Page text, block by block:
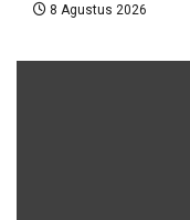
8 Agustus 2026